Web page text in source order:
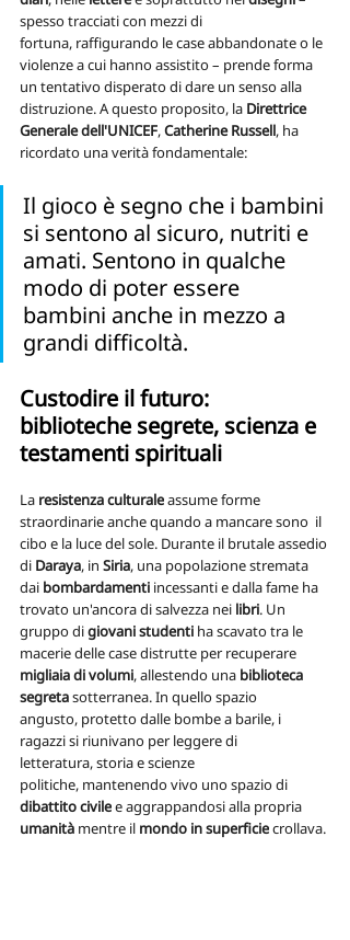
spesso tracciati con mezzi di
fortuna, raffigurando le case abbandonate o le
violenze a cui hanno assistito – prende forma
un tentativo disperato di dare un senso alla
distruzione. A questo proposito, la Direttrice
Generale dell'UNICEF, Catherine Russell, ha
ricordato una verità fondamentale:
Il gioco è segno che i bambini
si sentono al sicuro, nutriti e
amati. Sentono in qualche
modo di poter essere
bambini anche in mezzo a
grandi difficoltà.
Custodire il futuro:
biblioteche segrete, scienza e
testamenti spirituali
La resistenzaculturale assume forme
straordinarie anche quando a mancare sono  il
cibo e la luce del sole. Durante il brutale assedio
di Daraya, in Siria, una popolazione stremata
dai bombardamenti incessanti e dalla fame ha
trovato un'ancora di salvezza nei libri. Un
gruppo di giovani studenti ha scavato tra le
macerie delle case distrutte per recuperare
migliaia di volumi, allestendo una biblioteca
segreta sotterranea. In quello spazio
angusto, protetto dalle bombe a barile, i
ragazzi si riunivano per leggere di
letteratura, storia e scienze
politiche, mantenendo vivo uno spazio di
dibattito civile e aggrappandosi alla propria
umanità mentre il mondo in superficie crollava.